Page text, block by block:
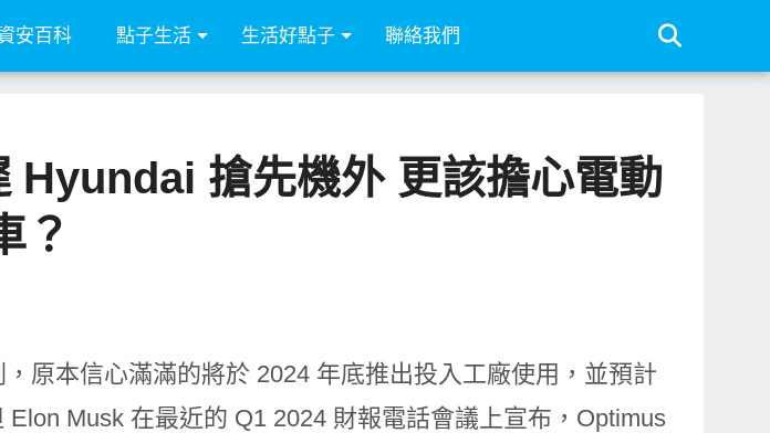
安百科 點子生活 生活好點子 聯絡我們
搶先機外 更該擔心電動
？
原本信心滿滿的將於 2024 年底推出投入工廠使用，並預計
Musk 在最近的 Q1 2024 財報電話會議上宣布，Optimus